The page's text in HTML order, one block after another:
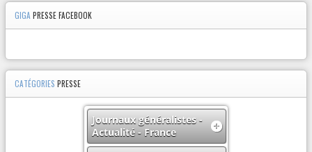
GIGA PRESSE FACEBOOK
CATÉGORIES PRESSE
Journaux généralistes -
Actualité - France